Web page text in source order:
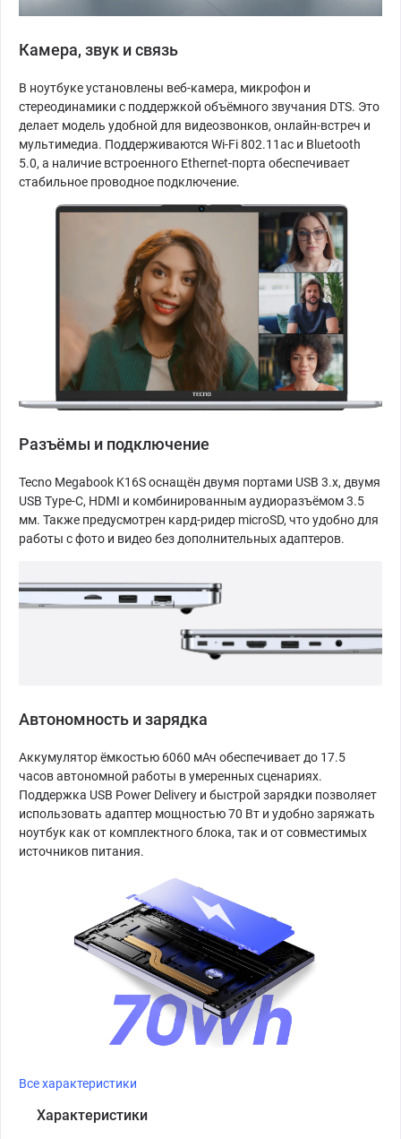
Камера, звук и связь
В ноутбуке установлены веб-камера, микрофон и
стереодинамики с поддержкой объёмного звучания DTS. Это
делает модель удобной для видеозвонков, онлайн-встреч и
мультимедиа. Поддерживаются Wi-Fi 802.11ac и Bluetooth
5.0, а наличие встроенного Ethernet-порта обеспечивает
стабильное проводное подключение.
Разъёмы и подключение
Tecno Megabook K16S оснащён двумя портами USB 3.x, двумя
USB Type-C, HDMI и комбинированным аудиоразъёмом 3.5
мм. Также предусмотрен кард-ридер microSD, что удобно для
работы с фото и видео без дополнительных адаптеров.
Автономность и зарядка
Аккумулятор ёмкостью 6060 мАч обеспечивает до 17.5
часов автономной работы в умеренных сценариях.
Поддержка USB Power Delivery и быстрой зарядки позволяет
использовать адаптер мощностью 70 Вт и удобно заряжать
ноутбук как от комплектного блока, так и от совместимых
источников питания.
Все характеристики
Характеристики